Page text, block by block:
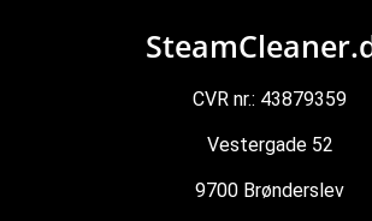
CVR nr.: 43879359
Vestergade 52
9700 Brønderslev